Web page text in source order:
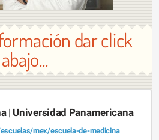
dar click
abajo...
| Universidad Panamericana
mex/escuela-de-medicina